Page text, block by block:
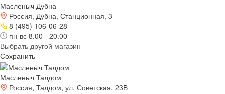
Масленыч Дубна
Россия, Дубна, Станционная, 3
8 (495) 106-06-28
пн-вс 8.00 - 20.00
Выбрать другой магазин
Сохранить
Масленыч Талдом
Россия, Талдом, ул. Советская, 23В